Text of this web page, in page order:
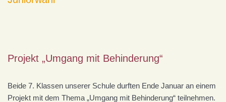
Projekt „Umgang mit Behinderung“
Beide 7. Klassen unserer Schule durften Ende Januar an einem
Projekt mit dem Thema „Umgang mit Behinderung“ teilnehmen.